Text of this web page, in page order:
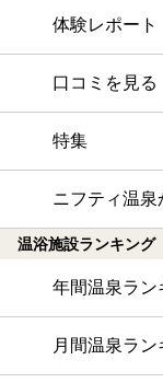
体験レポート
口コミを見る
特集
ニフティ温
温浴施設ランキング
年間温泉ラン
月間温泉ラン